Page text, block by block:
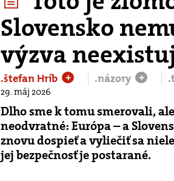
Slovensko
výzva
.štefan Hríb + .názory +
29. máj 2026
Dlho sme k tomu smerovali,
neodvratné: Európa – a
znovu dospieť a vyliečiť sa
jej bezpečnosť je postarané.